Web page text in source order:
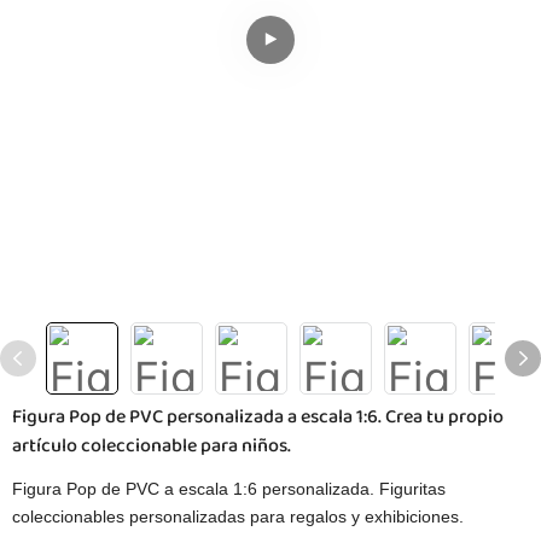
Figura Pop de PVC personalizada a escala 1:6. Crea tu propio
artículo coleccionable para niños.
Figura Pop de PVC a escala 1:6 personalizada. Figuritas
coleccionables personalizadas para regalos y exhibiciones.